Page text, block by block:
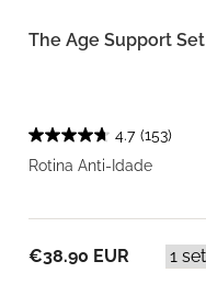
The Age Support Set
4.7 (153)
Rotina Anti-Idade
€38.90 EUR